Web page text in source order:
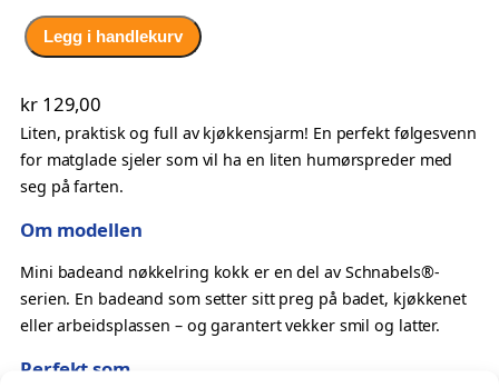
B
a
e
a
n
d
o
k
k
m
d
Legg i handlekurv
kr129,00
Liten, praktisk og full av kjøkkensjarm! En perfekt følgesvenn
for matglade sjeler som vil ha en liten humørspreder med
seg på farten.
Om modellen
Mini badeand nøkkelring kokk er en del av Schnabels®-
serien. En badeand som setter sitt preg på badet, kjøkkenet
eller arbeidsplassen – og garantert vekker smil og latter.
Perfekt som